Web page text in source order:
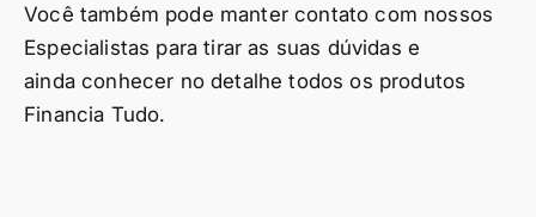
Você também pode manter contato com nossos
Especialistas para tirar as suas dúvidas e
ainda conhecer no detalhe todos os produtos
Financia Tudo.